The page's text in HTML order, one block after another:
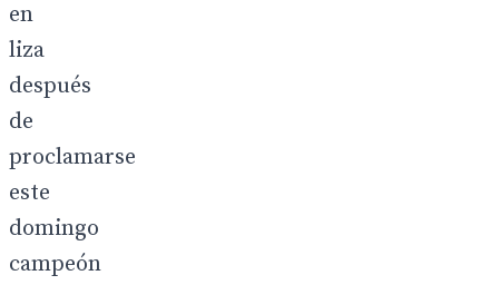
en
liza
después
de
proclamarse
este
domingo
campeón